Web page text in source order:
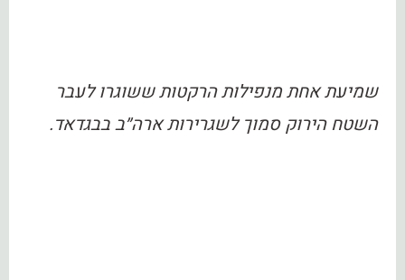
שמיעת אחת מנפילות הרקטות ששוגרו לעבר
השטח הירוק סמוך לשגרירות ארה״ב בבגדאד.